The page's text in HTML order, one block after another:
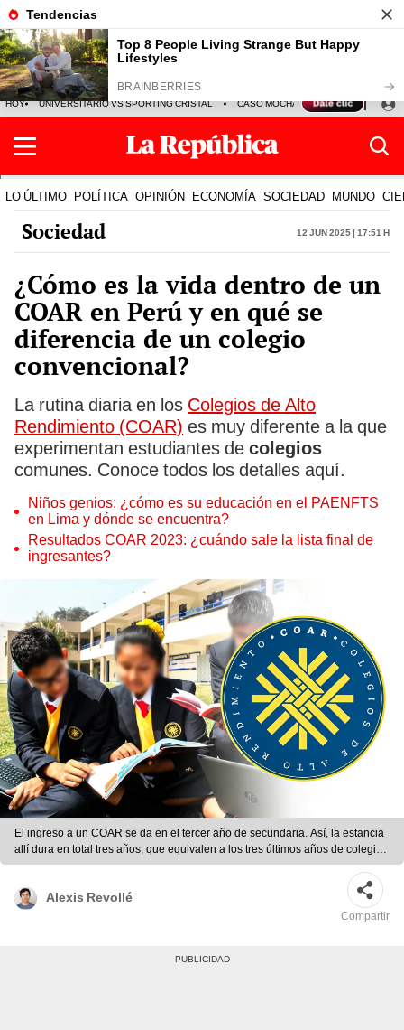
HOY UNIVERSITARIO VS SPORTING CRISTAL CASO MOCHASUELDOS MIGUEL
LO ÚLTIMO POLÍTICA OPINIÓN ECONOMÍA SOCIEDAD MUNDO
Sociedad 12 Jun 2025 | 17:51 h
¿Cómo es la vida dentro de un
COAR en Perú y en qué se
diferencia de un colegio
convencional?
La rutina diaria en los Colegios de Alto
Rendimiento (COAR) es muy diferente a la que
experimentan estudiantes de colegios
comunes. Conoce todos los detalles aquí.
Niños genios: ¿cómo es su educación en el PAENFTS
en Lima y dónde se encuentra?
Resultados COAR 2023: ¿cuándo sale la lista final de
ingresantes?
El ingreso a un COAR se da en el tercer año de secundaria. Así, la estancia
allí dura en total tres años, que equivalen a los tres últimos años de colegio.
Foto: composición LR
Alexis Revollé
Compartir